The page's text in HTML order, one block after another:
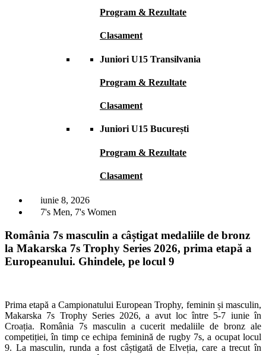
Program & Rezultate
Clasament
Juniori U15 Transilvania
Program & Rezultate
Clasament
Juniori U15 București
Program & Rezultate
Clasament
iunie 8, 2026
7's Men, 7's Women
România 7s masculin a câștigat medaliile de bronz
la Makarska 7s Trophy Series 2026, prima etapă a
Europeanului. Ghindele, pe locul 9
Prima etapă a Campionatului European Trophy, feminin și masculin,
Makarska 7s Trophy Series 2026, a avut loc între 5-7 iunie în
Croația. România 7s masculin a cucerit medaliile de bronz ale
competiției, în timp ce echipa feminină de rugby 7s, a ocupat locul
9. La masculin, runda a fost câștigată de Elveția, care a trecut în